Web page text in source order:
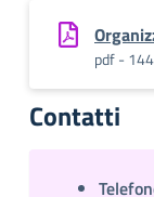
pdf -
Contatti